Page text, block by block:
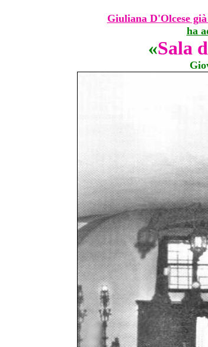
Giuliana D'Olcese
ha
«Sala